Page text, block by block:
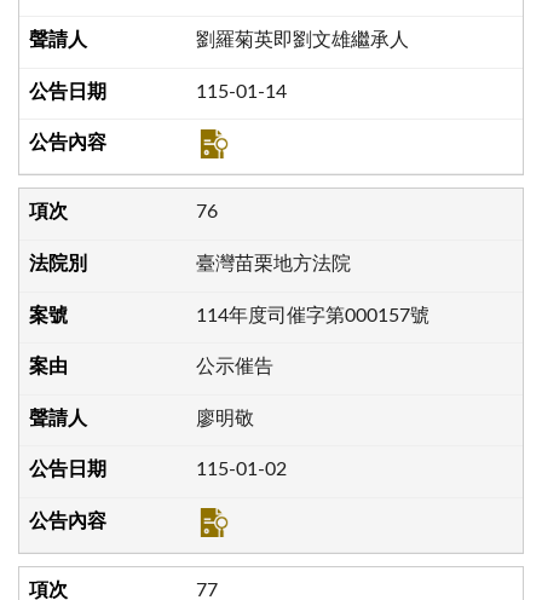
劉羅菊英即劉文雄繼承人
115-01-14
76
臺灣苗栗地方法院
114年度司催字第000157號
公示催告
廖明敬
115-01-02
77